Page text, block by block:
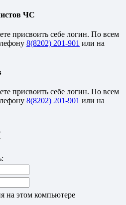
ЧС
присвоить себе логин. По всем
8(8202) 201-901 или на
присвоить себе логин. По всем
8(8202) 201-901 или на
на этом компьютере